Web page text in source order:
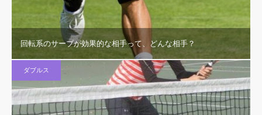
回転系のサーブが効果的な相手って、どんな相手？
ダブルス